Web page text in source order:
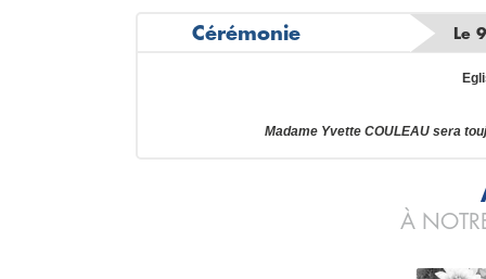
Cérémonie Le
Madame Yvette COULEAU sera
À